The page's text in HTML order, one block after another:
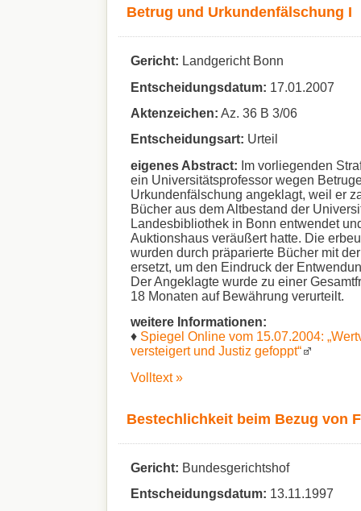
Betrug und Urkundenfälschung I
Gericht: Landgericht Bonn
Entscheidungsdatum: 17.01.2007
Aktenzeichen: Az. 36 B 3/06
Entscheidungsart: Urteil
eigenes Abstract: Im vorliegenden
ein Universitätsprofessor wegen
Urkundenfälschung angeklagt, weil er
Bücher aus dem Altbestand der
Landesbibliothek in Bonn entwendet
Auktionshaus veräußert hatte. Die
wurden durch präparierte Bücher mit
ersetzt, um den Eindruck der
Der Angeklagte wurde zu einer
18 Monaten auf Bewährung verurteilt.
weitere Informationen:
♦ Spiegel Online vom 15.07.2004:
versteigert und Justiz gefoppt“
Volltext »
Bestechlichkeit beim Bezug von
Gericht: Bundesgerichtshof
Entscheidungsdatum: 13.11.1997